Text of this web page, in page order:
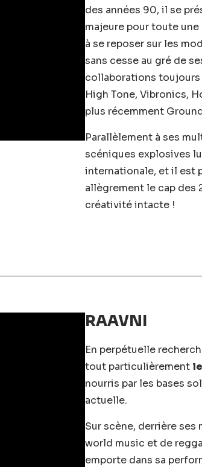
des années 90, il se
majeure pour toute
à se reposer sur les
sans cesse au gré de
collaborations
High Tone, Vibronics,
plus récemment
Parallèlement à ses
scéniques explosives
internationale, et il est
allègrement le cap des
créativité intacte !
RAAVNI
En perpétuelle
tout particulièrement
nourris par les bases
actuelle.
Sur scène, derrière
world music et de
emporte dans sa